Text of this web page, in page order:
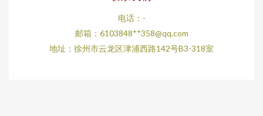
电话：-
邮箱：6103848**358@qq.com
地址：徐州市云龙区津浦西路142号B3-318室